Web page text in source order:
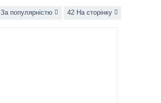
За популярністю 42 На сторінку